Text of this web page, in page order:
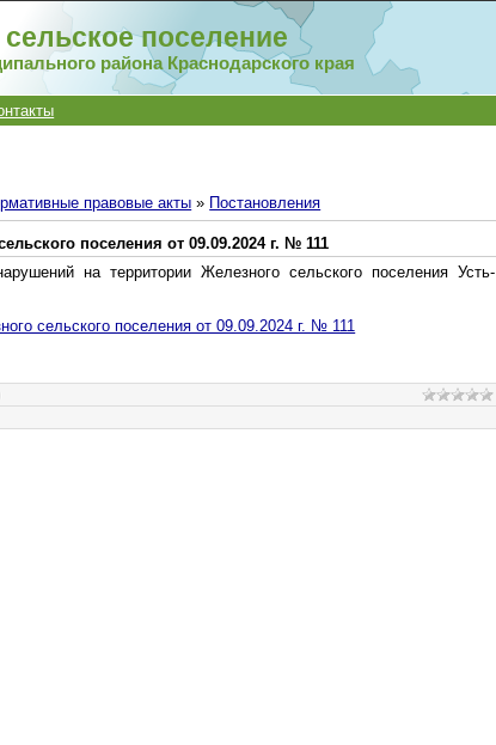
поселение
района Краснодарского края
правовые акты » Постановления
поселения от 09.09.2024 г. № 111
на территории Железного сельского поселения Усть-
сельского поселения от 09.09.2024 г. № 111